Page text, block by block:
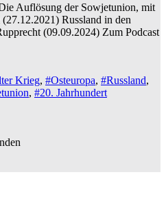
Auflösung der Sowjetunion, mit
Russland in den
(09.09.2024) Zum Podcast
Krieg, #Osteuropa, #Russland,
, #20. Jahrhundert